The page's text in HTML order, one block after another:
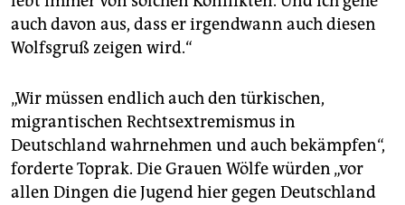
auch davon aus, dass er irgendwann auch diesen
Wolfsgruß zeigen wird.“
„Wir müssen endlich auch den türkischen,
migrantischen Rechtsextremismus in
Deutschland wahrnehmen und auch bekämpfen“,
forderte Toprak. Die Grauen Wölfe würden „vor
allen Dingen die Jugend hier gegen Deutschland